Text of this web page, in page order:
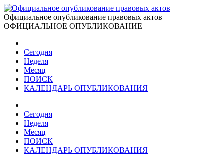
Официальное опубликование правовых актов
ОФИЦИАЛЬНОЕ ОПУБЛИКОВАНИЕ
Сегодня
Неделя
Месяц
ПОИСК
КАЛЕНДАРЬ ОПУБЛИКОВАНИЯ
Сегодня
Неделя
Месяц
ПОИСК
КАЛЕНДАРЬ ОПУБЛИКОВАНИЯ